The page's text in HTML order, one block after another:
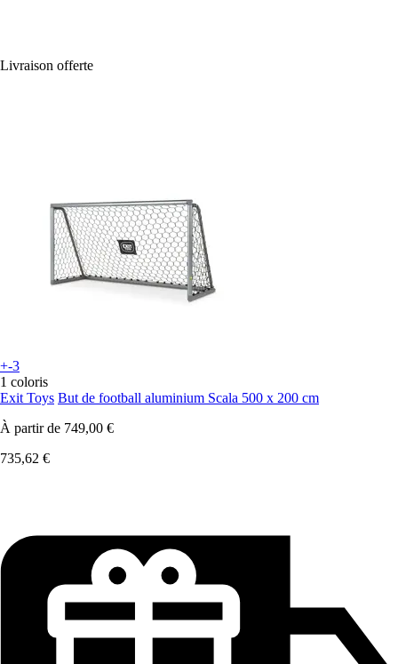
Livraison offerte
+-3
1 coloris
Exit Toys But de football aluminium Scala 500 x 200 cm
À partir de 749,00 €
735,62 €